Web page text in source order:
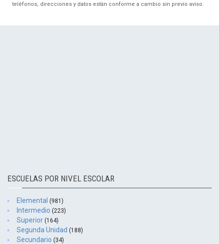
teléfonos, direcciones y datos están conforme a cambio sin previo aviso.
ESCUELAS POR NIVEL ESCOLAR
Elemental (981)
Intermedio (223)
Superior (164)
Segunda Unidad (188)
Secundario (34)